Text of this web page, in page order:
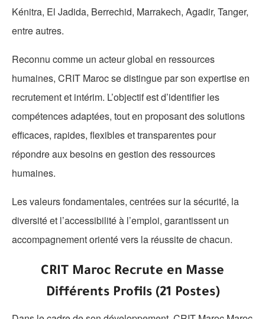
Kénitra, El Jadida, Berrechid, Marrakech, Agadir, Tanger,
entre autres.
Reconnu comme un acteur global en ressources
humaines, CRIT Maroc se distingue par son expertise en
recrutement et intérim. L’objectif est d’identifier les
compétences adaptées, tout en proposant des solutions
efficaces, rapides, flexibles et transparentes pour
répondre aux besoins en gestion des ressources
humaines.
Les valeurs fondamentales, centrées sur la sécurité, la
diversité et l’accessibilité à l’emploi, garantissent un
accompagnement orienté vers la réussite de chacun.
CRIT Maroc Recrute en Masse
Différents Profils (21 Postes)